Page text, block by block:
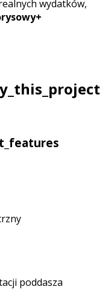
wydatków,
poddasza